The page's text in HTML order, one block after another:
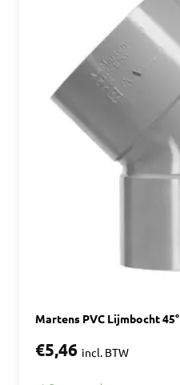
Martens PVC Lijmbocht
€5,46 incl. BTW